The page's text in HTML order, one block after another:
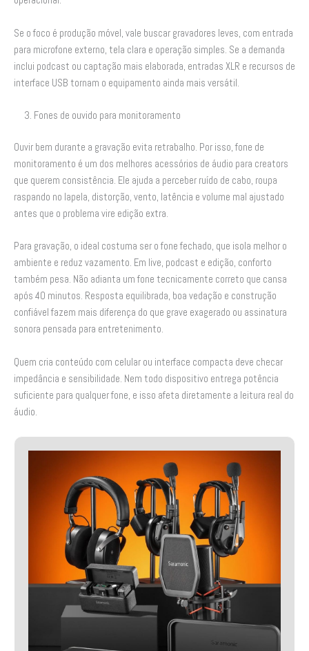
Se o foco é produção móvel, vale buscar gravadores leves, com entrada
para microfone externo, tela clara e operação simples. Se a demanda
inclui podcast ou captação mais elaborada, entradas XLR e recursos de
interface USB tornam o equipamento ainda mais versátil.
3. Fones de ouvido para monitoramento
Ouvir bem durante a gravação evita retrabalho. Por isso, fone de
monitoramento é um dos melhores acessórios de áudio para creators
que querem consistência. Ele ajuda a perceber ruído de cabo, roupa
raspando no lapela, distorção, vento, latência e volume mal ajustado
antes que o problema vire edição extra.
Para gravação, o ideal costuma ser o fone fechado, que isola melhor o
ambiente e reduz vazamento. Em live, podcast e edição, conforto
também pesa. Não adianta um fone tecnicamente correto que cansa
após 40 minutos. Resposta equilibrada, boa vedação e construção
confiável fazem mais diferença do que grave exagerado ou assinatura
sonora pensada para entretenimento.
Quem cria conteúdo com celular ou interface compacta deve checar
impedância e sensibilidade. Nem todo dispositivo entrega potência
suficiente para qualquer fone, e isso afeta diretamente a leitura real do
áudio.